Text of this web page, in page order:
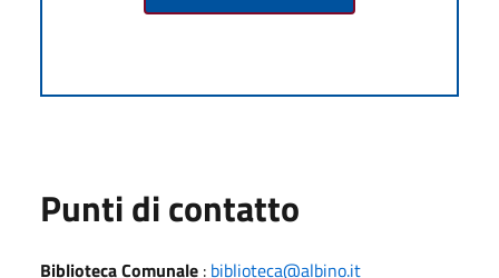
Punti di contatto
Biblioteca Comunale : biblioteca@albino.it